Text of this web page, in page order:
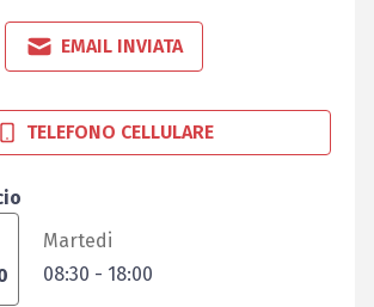
EMAIL INVIATA
TELEFONO CELLULARE
Martedi
08:30 - 18:00